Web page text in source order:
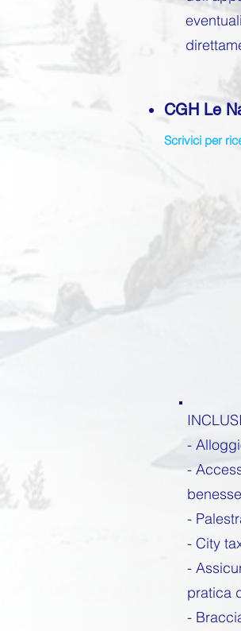
CGH Le
Scrivici per
-
-
-
- City
-
pratica
-